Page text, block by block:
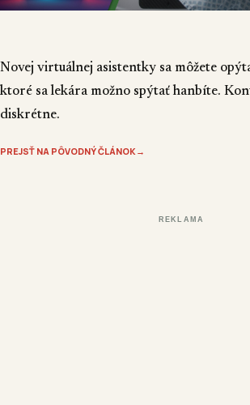
Novej virtuálnej asistentky sa môžete
ktoré sa lekára možno spýtať hanbíte.
diskrétne.
PREJSŤ NA PÔVODNÝ ČLÁNOK→
REKLAMA